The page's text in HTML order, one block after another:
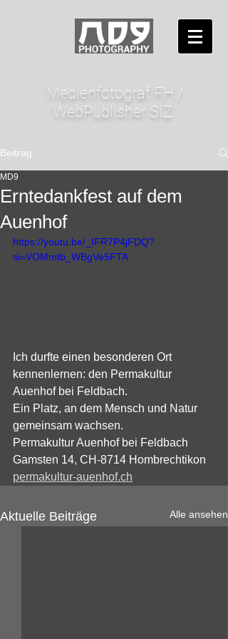
Medienfotograf FH /
WebPublisher SIZ
Beitrag
Erntedankfest auf dem
Auenhof
MD9
https://youtu.be/_IFR7P4jFDQ?
si=VOMmtb_WBgVe5FTA
Ich durfte einen besonderen Ort
kennenlernen: den Permakultur
Auenhof bei Feldbach.
Ein Platz, an dem Mensch und Natur
gemeinsam wachsen.
Permakultur Auenhof bei Feldbach
Gamsten 14, CH-8714 Hombrechtikon
permakultur-auenhof.ch
Aktuelle Beiträge Alle ansehen